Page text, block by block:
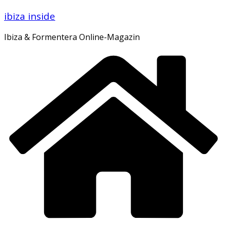
Zum
springen
ibiza inside
Ibiza & Formentera Online-Magazin